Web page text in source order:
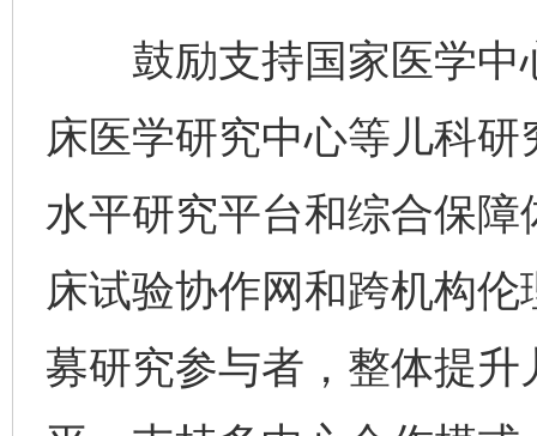
鼓励支持国家医学中
床医学研究中心等儿科
水平研究平台和综合保
床试验协作网和跨机构
募研究参与者，整体提